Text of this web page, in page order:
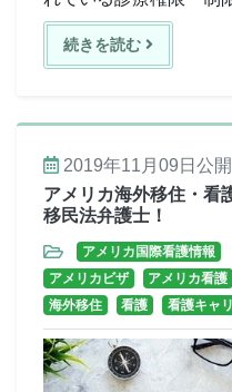
続きを読む
2019年11月09日 公開
アメリカ海外移住・看
移民法弁護士！
アメリカ国際看護情報
アメリカビザ
アメリカ看護
海外移住
看護 看護キャ